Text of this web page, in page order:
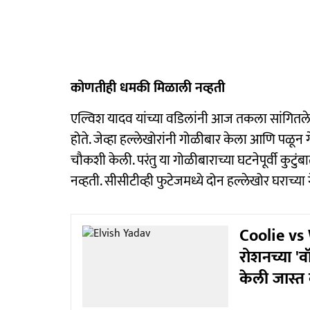
कोणतीही धमकी मिळाली नव्हती
एल्विश यादव यांच्या वडिलांनी आज तकला
होते. जेव्हा हल्लेखोरांनी गोळीबार केला आणि
चौकशी केली. परंतु या गोळीबाराच्या घटनेपूर्वी
नव्हती. सीसीटीव्ही फुटेजमध्ये दोन हल्लेखोर
Coolie
रोशनच्या
केली